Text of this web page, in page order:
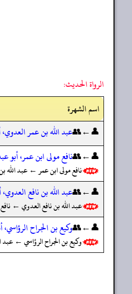
الرواة الحديث:
اسم الشهرة
👤←👥عبد الله بن عمر العدوي،
👤←👥نافع مولى ابن عمر، أبو
نافع مولى ابن عمر ← عبد الله
👤←👥عبد الله بن نافع
عبد الله بن نافع العدوي ←
👤←👥وكيع بن الجراح الرؤاسي،
وكيع بن الجراح الرؤاسي ← عبد